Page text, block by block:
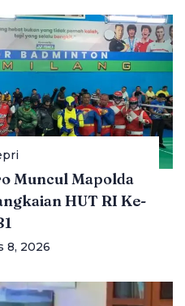
Muncul Mapolda
HUT RI Ke-
8, 2026